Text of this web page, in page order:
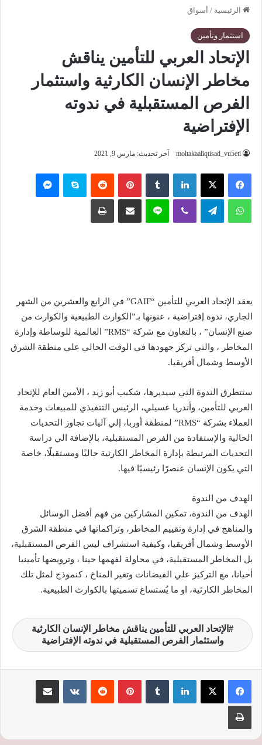
الرئيسية / أسواق
استثمار وتأمين
الإتحاد العربي للتأمين يناقش
مخاطر الإنسان الكارثية واستثمار
الفرص المستقبلية في ندوته
الإفتراضية
moltakaaliqtisad_vu5eti آخر تحديث: مارس 9, 2021
فيسبوك ‫X لينكدإن بينتيريست سكايب
واتساب تيلقرام لاين
يعقد الإتحاد العربي للتأمين “GAIF” في الرابع والعشرين من الشهر
الجاري، ندوة إفتراضية ، عنونها بـ”الكوارث الطبيعية والكوارث من
صنع الإنسان” ، بالتعاون مع شركة “RMS” العالمية للوساطة وإدارة
المخاطر ، والتي تركز جهودها في الوقت الحالي علي منطقة الشرق
الأوسط وشمال أفريقيا.
ستتطرق الندوة التي سيديرها، شكيب أبو زيد ، الأمين العام للإتحاد
العربي للتأمين، وأندريا عسيلي، الرئيس التنفيذي للمبيعات وخدمة
العملاء بشركة “RMS” لمنطقة أوربا، إلي آليات تجاوز التحديات
الحالية والإستفادة من الفرص المستقبلية، بالإضافة الي دراسة
التحديات المرتبطة بإدارة المخاطر الكارثية حاليًا ومستقبلًا، خاصة
التي يكون الإنسان عنصرًا رئيسيًا فيها.
الهدف من الندوة
الهدف من الندوة، تمكين المشاركين من فهم أفضل الوسائل
والمناهج في إدارة وتقييم المخاطر، وتراكماتها في منطقة الشرق
الأوسط وشمال أفريقيا، وكيفية استشراف ليس الفرص المستقبلية،
بل المخاطر المستقبلية، في محاولة لفهمها حينا ، وترويضها تأمينيا
أحيانا، مع التركيز علي الفيضانات وتغير المناخ ، كنموذج لمثل تلك
المخاطر الكارثية، او ما يُستساغ تسميتها بالكوارث الطبيعية.
الإتحاد العربي للتأمين يناقش مخاطر الإنسان الكارثية
واستثمار الفرص المستقبلية في ندوته الإفتراضية
لينكدإن بينتيريست